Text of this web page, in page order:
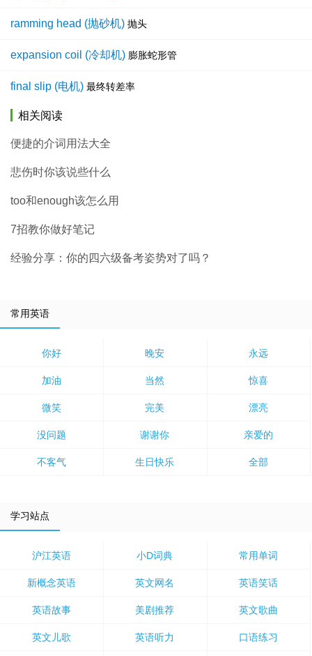
ramming head (抛砂机) 抛头
expansion coil (冷却机) 膨胀蛇形管
final slip (电机) 最终转差率
相关阅读
便捷的介词用法大全
悲伤时你该说些什么
too和enough该怎么用
7招教你做好笔记
经验分享：你的四六级备考姿势对了吗？
常用英语
你好 晚安 永远
加油 当然 惊喜
微笑 完美 漂亮
没问题 谢谢你 亲爱的
不客气 生日快乐 全部
学习站点
沪江英语 小D词典 常用单词
新概念英语 英文网名 英语笑话
英语故事 美剧推荐 英文歌曲
英文儿歌 英语听力 口语练习